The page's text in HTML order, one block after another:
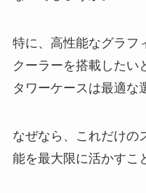
特に、高性能なグラフ
クーラーを搭載したい
タワーケースは最適な
なぜなら、これだけの
能を最大限に活かすこ